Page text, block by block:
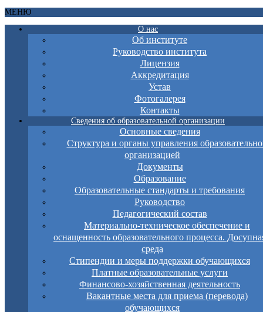
МЕНЮ
О нас
Об институте
Руководство института
Лицензия
Аккредитация
Устав
Фотогалерея
Контакты
Сведения об образовательной организации
Основные сведения
Структура и органы управления
организацией
Документы
Образование
Образовательные стандарты и требования
Руководство
Педагогический состав
Материально-техническое обеспечение и
оснащенность образовательного процесса.
среда
Стипендии и меры поддержки обучающихся
Платные образовательные услуги
Финансово-хозяйственная деятельность
Вакантные места для приема (перевода)
обучающихся